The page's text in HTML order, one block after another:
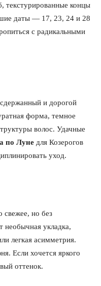
текстурированные концы
даты — 17, 23, 24 и 28
с радикальными
и дорогой
форма, темное
волос. Удачные
по Луне для Козерогов
уход.
свежее, но без
необычная укладка,
легкая асимметрия.
Если хочется яркого
оттенок.